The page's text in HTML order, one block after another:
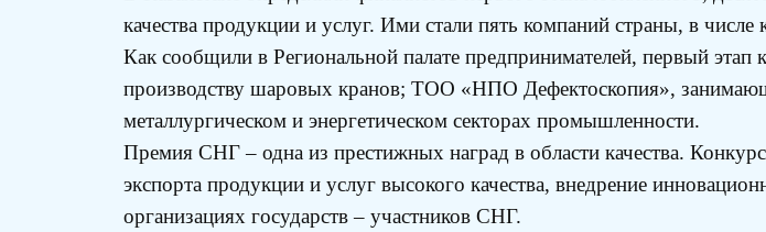
качества продукции и услуг. Ими стали пять компаний страны, в числе
Как сообщили в Региональной палате предпринимателей, первый
производству шаровых кранов; ТОО «НПО Дефектоскопия»,
металлургическом и энергетическом секторах промышленности.
Премия СНГ – одна из престижных наград в области качества.
экспорта продукции и услуг высокого качества, внедрение
организациях государств – участников СНГ.